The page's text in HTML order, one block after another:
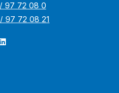
97 72 08 0
97 72 08 21